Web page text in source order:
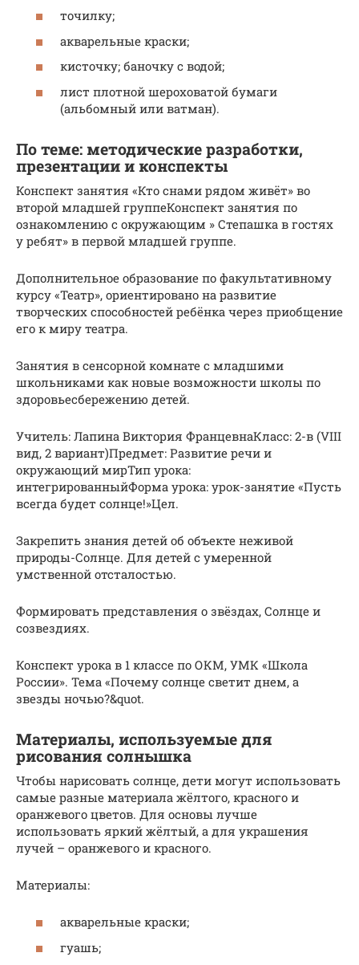
точилку;
акварельные краски;
кисточку; баночку с водой;
лист плотной шероховатой бумаги
(альбомный или ватман).
По теме: методические разработки,
презентации и конспекты
Конспект занятия «Кто снами рядом живёт» во
второй младшей группеКонспект занятия по
ознакомлению с окружающим » Степашка в гостях
у ребят» в первой младшей группе.
Дополнительное образование по факультативному
курсу «Театр», ориентировано на развитие
творческих способностей ребёнка через приобщение
его к миру театра.
Занятия в сенсорной комнате с младшими
школьниками как новые возможности школы по
здоровьесбережению детей.
Учитель: Лапина Виктория ФранцевнаКласс: 2-в (VIII
вид, 2 вариант)Предмет: Развитие речи и
окружающий мирТип урока:
интегрированныйФорма урока: урок-занятие «Пусть
всегда будет солнце!»Цел.
Закрепить знания детей об объекте неживой
природы-Солнце. Для детей с умеренной
умственной отсталостью.
Формировать представления о звёздах, Солнце и
созвездиях.
Конспект урока в 1 классе по ОКМ, УМК «Школа
России». Тема «Почему солнце светит днем, а
звезды ночью?&quot.
Материалы, используемые для
рисования солнышка
Чтобы нарисовать солнце, дети могут использовать
самые разные материала жёлтого, красного и
оранжевого цветов. Для основы лучше
использовать яркий жёлтый, а для украшения
лучей – оранжевого и красного.
Материалы:
акварельные краски;
гуашь;